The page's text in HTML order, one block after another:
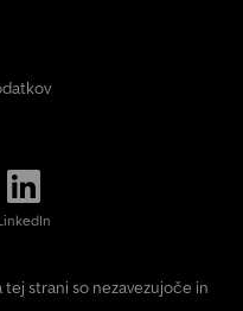
strani so nezavezujoče in